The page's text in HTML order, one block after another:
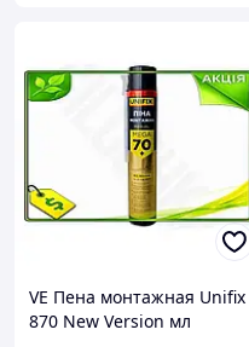
VE Пена монтажная Unifix
870 New Version мл